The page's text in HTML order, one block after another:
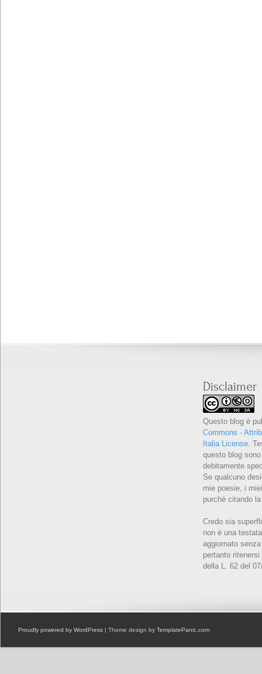
Disclaimer
Questo blog è
Commons -
Italia License.
questo blog
debitamente
Se qualcuno
mie poesie, i
purchè citando
Credo sia
non è una
aggiornato
pertanto
della L. 62 del
Proudly powered by WordPress | Theme design by TemplatePanic.com